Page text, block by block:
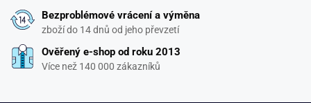
Bezproblémové vrácení a výměna
zboží do 14 dnů od jeho převzetí
Ověřený e-shop od roku 2013
Více než 140 000 zákazníků